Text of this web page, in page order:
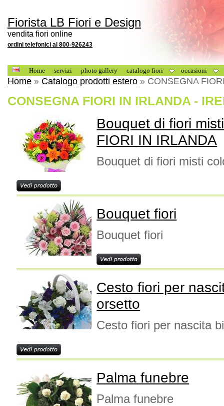
Fiorista LB Fiori e Design
vendita fiori online
ordini telefonici al 800-926243
Home servizi photo gallery catalogo fiori occasioni
Home » Catalogo prodotti estero » CONSEGNA
CONSEGNA FIORI IN IRLANDA -
Bouquet di fiori
FIORI IN IRLANDA
Bouquet di fiori misti
Bouquet fiori
Bouquet fiori
Cesto fiori per
orsetto
Cesto fiori per nascita
Palma funebre
Palma funebre